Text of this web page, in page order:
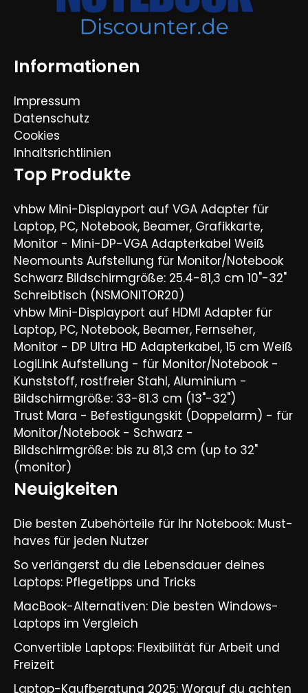
Informationen
Impressum
Datenschutz
Cookies
Inhaltsrichtlinien
Top Produkte
vhbw Mini-Displayport auf VGA Adapter für
Laptop, PC, Notebook, Beamer, Grafikkarte,
Monitor - Mini-DP-VGA Adapterkabel Weiß
Neomounts Aufstellung für Monitor/Notebook
Schwarz Bildschirmgröße: 25.4-81,3 cm 10"-32"
Schreibtisch (NSMONITOR20)
vhbw Mini-Displayport auf HDMI Adapter für
Laptop, PC, Notebook, Beamer, Fernseher,
Monitor - DP Ultra HD Adapterkabel, 15 cm Weiß
LogiLink Aufstellung - für Monitor/Notebook -
Kunststoff, rostfreier Stahl, Aluminium -
Bildschirmgröße: 33-81.3 cm (13"-32")
Trust Mara - Befestigungskit (Doppelarm) - für
Monitor/Notebook - Schwarz -
Bildschirmgröße: bis zu 81,3 cm (up to 32"
(monitor)
Neuigkeiten
Die besten Zubehörteile für Ihr Notebook: Must-
haves für jeden Nutzer
So verlängerst du die Lebensdauer deines
Laptops: Pflegetipps und Tricks​
MacBook-Alternativen: Die besten Windows-
Laptops im Vergleich​
Convertible Laptops: Flexibilität für Arbeit und
Freizeit​
Laptop-Kaufberatung 2025: Worauf du achten